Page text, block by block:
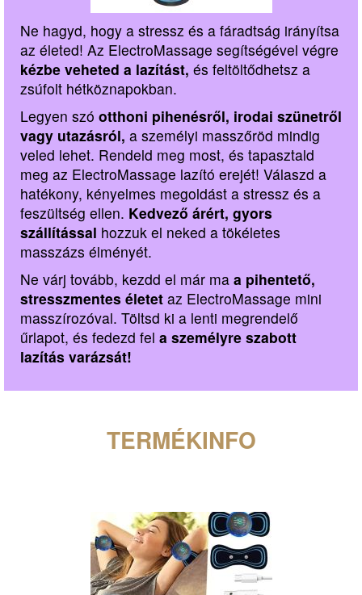
Ne hagyd, hogy a stressz és a fáradtság irányítsa
az életed! Az ElectroMassage segítségével végre
kézbe veheted a lazítást, és feltöltődhetsz a
zsúfolt hétköznapokban.
Legyen szó otthoni pihenésről, irodai szünetről
vagy utazásról, a személyi masszőröd mindig
veled lehet. Rendeld meg most, és tapasztald
meg az ElectroMassage lazító erejét! Válaszd a
hatékony, kényelmes megoldást a stressz és a
feszültség ellen. Kedvező árért, gyors
szállítással hozzuk el neked a tökéletes
masszázs élményét.
Ne várj tovább, kezdd el már ma a pihentető,
stresszmentes életet az ElectroMassage mini
masszírozóval. Töltsd ki a lenti megrendelő
űrlapot, és fedezd fel a személyre szabott
lazítás varázsát!
TERMÉKINFO